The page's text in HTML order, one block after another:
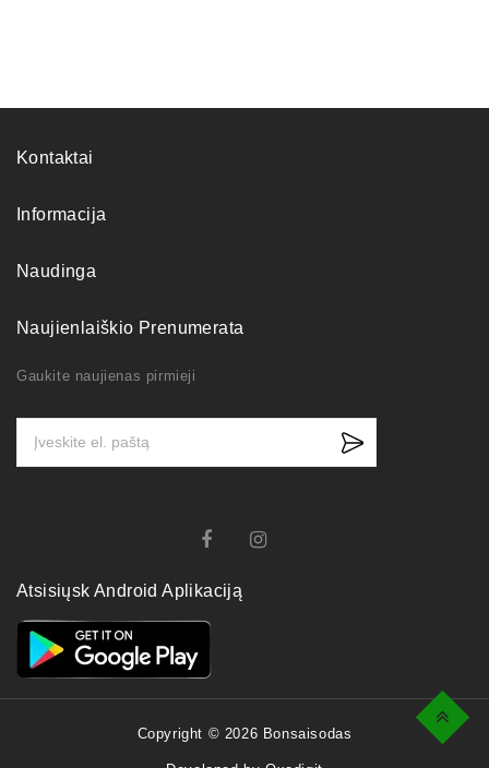
Kontaktai
Informacija
Naudinga
Naujienlaiškio Prenumerata
Gaukite naujienas pirmieji
Atsisiųsk Android Aplikaciją
Copyright © 2026 Bonsaisodas